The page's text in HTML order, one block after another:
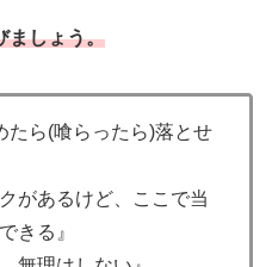
ましょう。
たら(喰らったら)落とせ
があるけど、ここで当
きる』